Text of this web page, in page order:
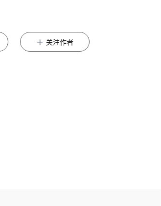
关注作者